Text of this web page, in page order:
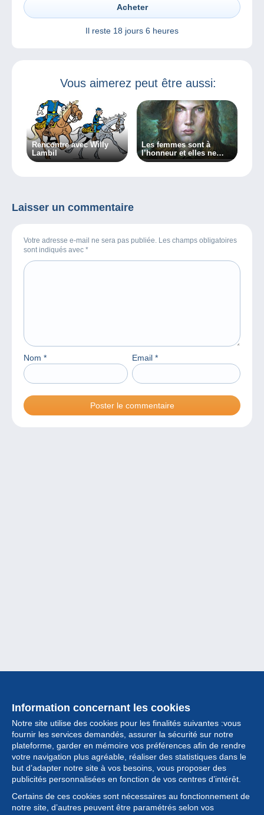
Acheter
Il reste 18 jours 6 heures
Vous aimerez peut être aussi:
Rencontre avec Willy
Lambil
Les femmes sont à
l’honneur et elles ne
manquent pas de
Laisser un commentaire
Votre adresse e-mail ne sera pas publiée. Les champs obligatoires
sont indiqués avec *
Nom * Email *
Information concernant les cookies
Notre site utilise des cookies pour les finalités suivantes :vous
fournir les services demandés, assurer la sécurité sur notre
plateforme, garder en mémoire vos préférences afin de rendre
votre navigation plus agréable, réaliser des statistiques dans le
but d’adapter notre site à vos besoins, vous proposer des
publicités personnalisées en fonction de vos centres d’intérêt.
Certains de ces cookies sont nécessaires au fonctionnement de
notre site, d’autres peuvent être paramétrés selon vos
Collection
Actualités